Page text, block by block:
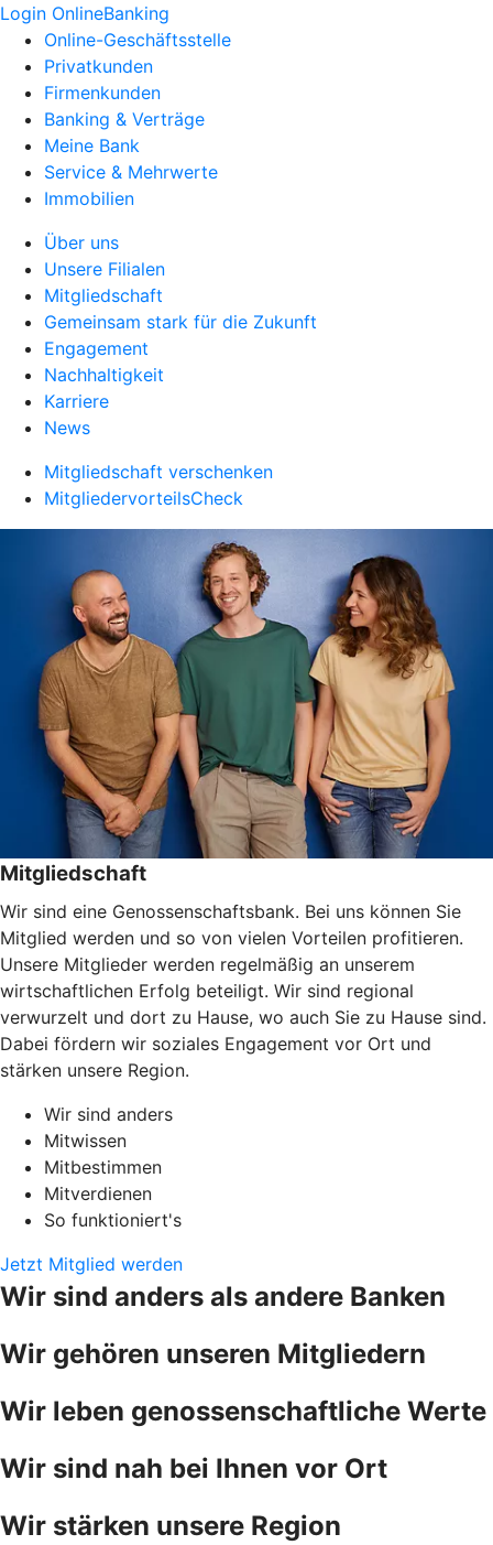
Login OnlineBanking
Online-Geschäftsstelle
Privatkunden
Firmenkunden
Banking & Verträge
Meine Bank
Service & Mehrwerte
Immobilien
Über uns
Unsere Filialen
Mitgliedschaft
Gemeinsam stark für die Zukunft
Engagement
Nachhaltigkeit
Karriere
News
Mitgliedschaft verschenken
MitgliedervorteilsCheck
Mitgliedschaft
Wir sind eine Genossenschaftsbank. Bei uns können Sie
Mitglied werden und so von vielen Vorteilen profitieren.
Unsere Mitglieder werden regelmäßig an unserem
wirtschaftlichen Erfolg beteiligt. Wir sind regional
verwurzelt und dort zu Hause, wo auch Sie zu Hause sind.
Dabei fördern wir soziales Engagement vor Ort und
stärken unsere Region.
Wir sind anders
Mitwissen
Mitbestimmen
Mitverdienen
So funktioniert's
Jetzt Mitglied werden
Wir sind anders als andere Banken
Wir gehören unseren Mitgliedern
Wir leben genossenschaftliche Werte
Wir sind nah bei Ihnen vor Ort
Wir stärken unsere Region